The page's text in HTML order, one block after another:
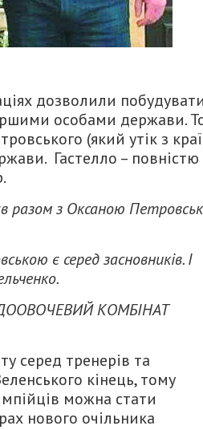
дозволили побудувати
особами держави.
(який утік з
Гастелло – повністю
з Оксаною
є серед засновників. І
КОМБІНАТ
серед тренерів та
кінець, тому
можна стати
нового очільника